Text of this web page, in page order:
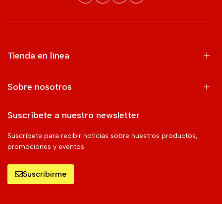
Tienda en línea
Sobre nosotros
Suscríbete a nuestro newsletter
Suscríbete para recibir noticias sobre nuestros productos,
promociones y eventos.
Suscribirme